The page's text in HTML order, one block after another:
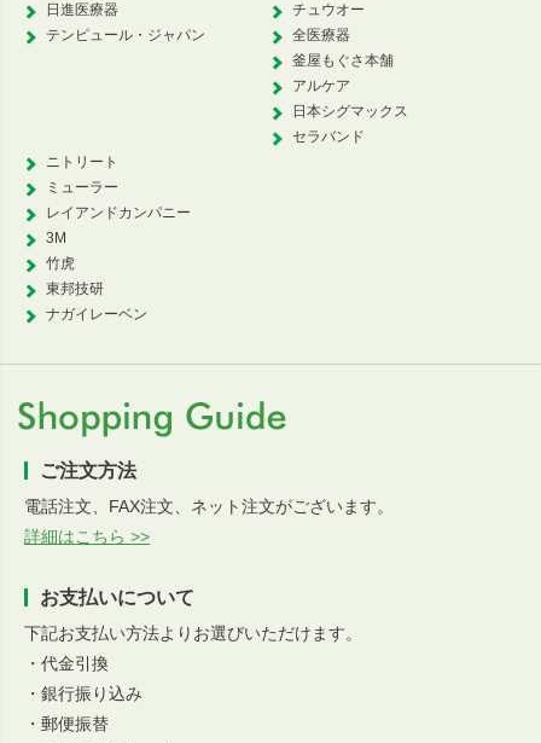
日進医療器
テンピュール・ジャパン
チュウオー
全医療器
釜屋もぐさ本舗
アルケア
日本シグマックス
セラバンド
ニトリート
ミューラー
レイアンドカンパニー
3M
竹虎
東邦技研
ナガイレーベン
ご注文方法
電話注文、FAX注文、ネット注文がございます。
詳細はこちら >>
お支払いについて
下記お支払い方法よりお選びいただけます。
・代金引換
・銀行振り込み
・郵便振替